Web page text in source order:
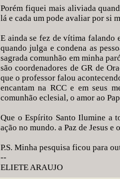
Porém fiquei mais aliviada
lá e cada um pode avaliar por si
E ainda se fez de vítima falando
quando julga e condena as
sagrada comunhão em minha
são coordenadores de GR de
que o professor falou
encantam na RCC e em seus
comunhão eclesial, o amor ao
Que o Espírito Santo Ilumine a
ação no mundo. a Paz de Jesus e
P.S. Minha pesquisa ficou para
--
ELIETE ARAUJO